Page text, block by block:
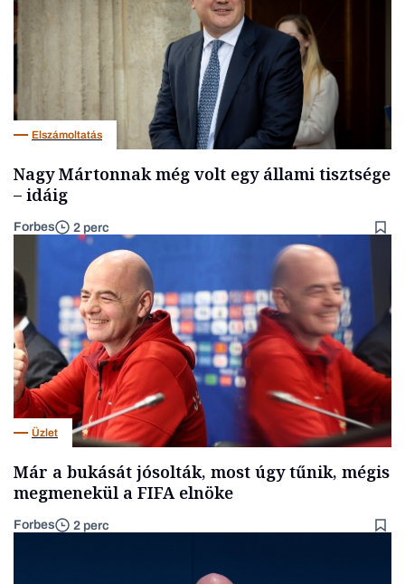
Elszámoltatás
Nagy Mártonnak még volt egy állami tisztsége
– idáig
Forbes 2 perc
Üzlet
Már a bukását jósolták, most úgy tűnik, mégis
megmenekül a FIFA elnöke
Forbes 2 perc